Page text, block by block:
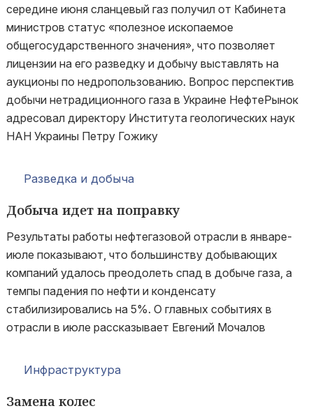
середине июня сланцевый газ получил от Кабинета
министров статус «полезное ископаемое
общегосударственного значения», что позволяет
лицензии на его разведку и добычу выставлять на
аукционы по недропользованию. Вопрос перспектив
добычи нетрадиционного газа в Украине НефтеРынок
адресовал директору Института геологических наук
НАН Украины Петру Гожику
Разведка и добыча
Добыча идет на поправку
Результаты работы нефтегазовой отрасли в январе-
июле показывают, что большинству добывающих
компаний удалось преодолеть спад в добыче газа, а
темпы падения по нефти и конденсату
стабилизировались на 5%. О главных событиях в
отрасли в июле рассказывает Евгений Мочалов
Инфраструктура
Замена колес